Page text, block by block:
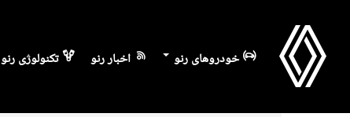
خودروهای رنو اخبار رنو تکنولوژی رنو